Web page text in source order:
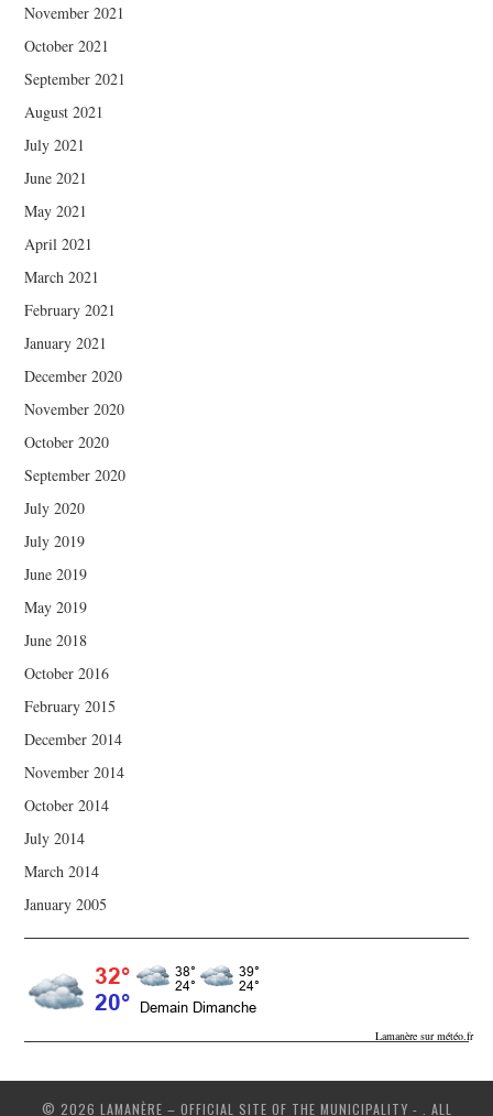
November 2021
October 2021
September 2021
August 2021
July 2021
June 2021
May 2021
April 2021
March 2021
February 2021
January 2021
December 2020
November 2020
October 2020
September 2020
July 2020
July 2019
June 2019
May 2019
June 2018
October 2016
February 2015
December 2014
November 2014
October 2014
July 2014
March 2014
January 2005
Lamanère sur météo.fr
© 2026 LAMANÈRE – OFFICIAL SITE OF THE MUNICIPALITY - . ALL